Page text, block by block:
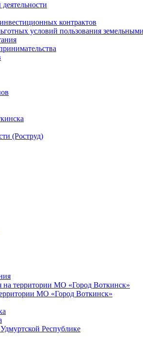
контрактов
условий пользования
(Роструд)
на территории МО «Город Воткинск»
МО «Город Воткинск»
Республике